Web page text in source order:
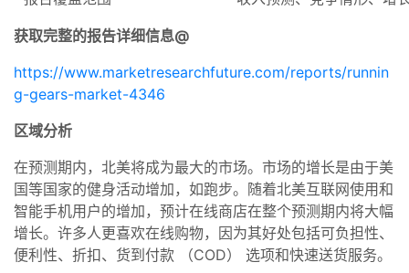
获取完整的报告详细信息@
https://www.marketresearchfuture.com/reports/runnin
g-gears-market-4346
区域分析
在预测期内，北美将成为最大的市场。市场的增长是由于美
国等国家的健身活动增加，如跑步。随着北美互联网使用和
智能手机用户的增加，预计在线商店在整个预测期内将大幅
增长。许多人更喜欢在线购物，因为其好处包括可负担性、
便利性、折扣、货到付款 （COD） 选项和快速送货服务。